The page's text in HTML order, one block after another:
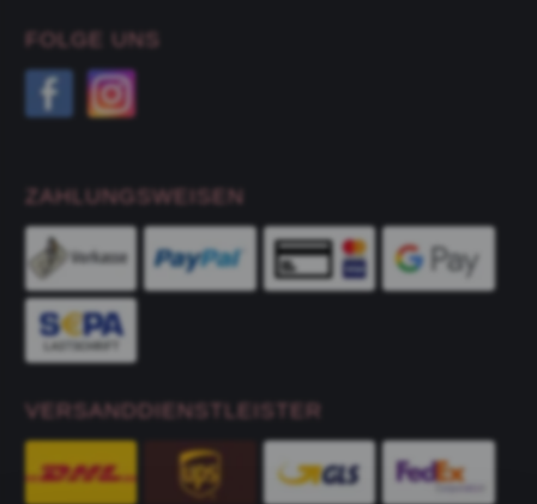
FOLGE UNS
ZAHLUNGSWEISEN
VERSANDDIENSTLEISTER